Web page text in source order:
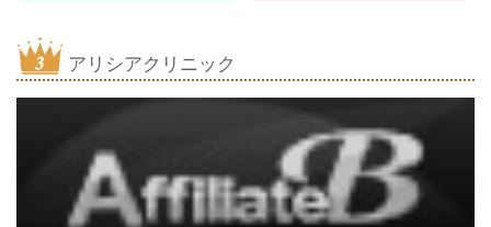
アリシアクリニック